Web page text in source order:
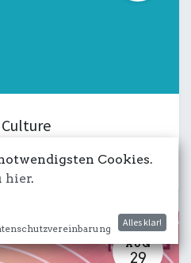
Salon
AUG
29
Cookies.
hier.
Alles klar!